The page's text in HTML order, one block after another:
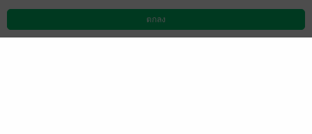
ดาวน์โหลดแอป วิธีการใช้งาน ติดต่อเรา
ตกลง